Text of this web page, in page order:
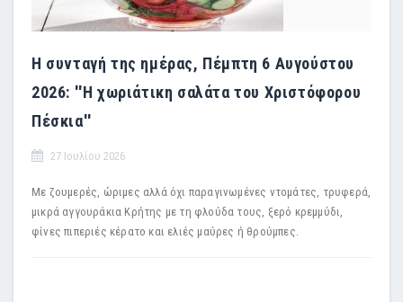
Η συνταγή της ημέρας, Πέμπτη 6 Αυγούστου
2026: ''Η χωριάτικη σαλάτα του Χριστόφορου
Πέσκια''
27 Ιουλίου 2026
Με ζουμερές, ώριμες αλλά όχι παραγινωμένες ντομάτες, τρυφερά,
μικρά αγγουράκια Κρήτης με τη φλούδα τους, ξερό κρεμμύδι,
φίνες πιπεριές κέρατο και ελιές μαύρες ή θρούμπες.